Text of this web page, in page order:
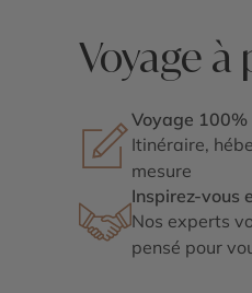
Voyage
Voyage
Itinéraire,
mesure
Inspirez-vous
Nos experts
pensé pour